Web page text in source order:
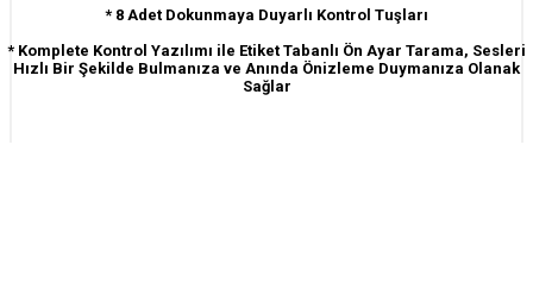
* 8 Adet Dokunmaya Duyarlı Kontrol Tuşları
* Komplete Kontrol Yazılımı ile Etiket Tabanlı Ön Ayar Tarama, Sesleri
Hızlı Bir Şekilde Bulmanıza ve Anında Önizleme Duymanıza Olanak
Sağlar